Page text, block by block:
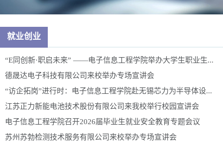
就业创业
“E同创新·职启未来” ——电子信息工程学院举办大学生职业生...
德晟达电子科技有限公司来校举办专场宣讲会
“访企拓岗”进行时：电子信息工程学院赴无锡芯力为半导体设...
江苏正力新能电池技术股份有限公司来我校举行校园宣讲会
电子信息工程学院召开2026届毕业生就业安全教育专题会议
苏州苏勃检测技术服务有限公司来校举办专场宣讲会